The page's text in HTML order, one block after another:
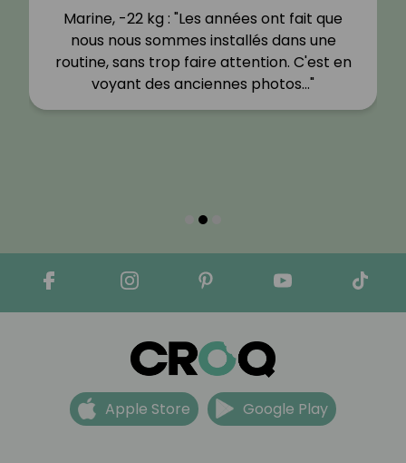
Marine, -22 kg : "Les années ont fait que
nous nous sommes installés dans une
routine, sans trop faire attention. C'est en
voyant des anciennes photos…"
Apple Store Google Play